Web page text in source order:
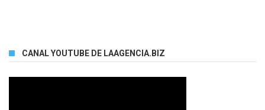
CANAL YOUTUBE DE LAAGENCIA.BIZ